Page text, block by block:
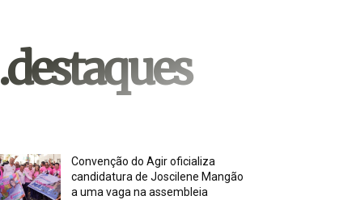
.destaques
Convenção do Agir oficializa
candidatura de Joscilene Mangão
a uma vaga na assembleia